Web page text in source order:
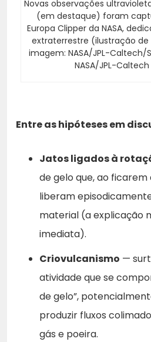
Novas observações
(em destaque) foram
Europa Clipper da NASA,
extraterrestre (ilustração
imagem: NASA/JPL-Caltech/
NASA/JPL-
Entre as hipóteses em
Jatos ligados à
de gelo que, ao ficarem
liberam
material (a explicação
imediata).
Criovulcanismo —
atividade que se
de gelo”,
produzir fluxos
gás e poeira.